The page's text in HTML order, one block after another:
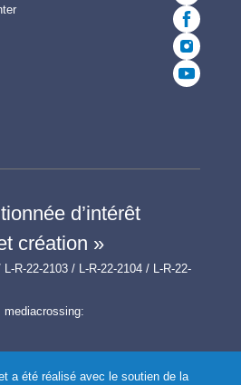
d’intérêt
création »
L-R-22-2103 / L-R-22-2104 / L-R-22-
mediacrossing:
a été réalisé avec le soutien de la